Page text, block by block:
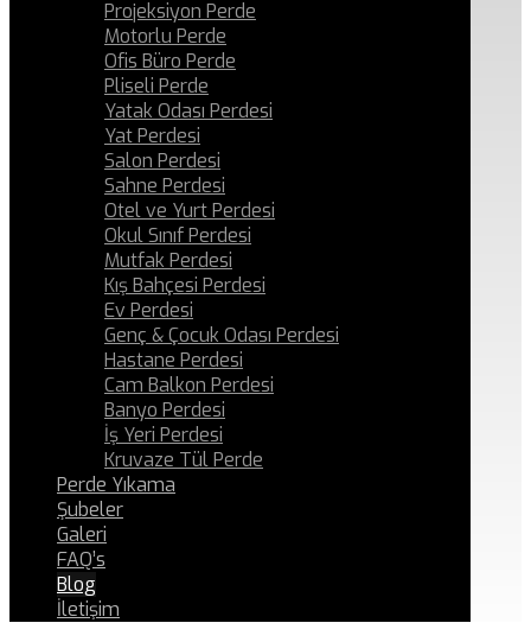
Projeksiyon Perde
Motorlu Perde
Ofis Büro Perde
Pliseli Perde
Yatak Odası Perdesi
Yat Perdesi
Salon Perdesi
Sahne Perdesi
Otel ve Yurt Perdesi
Okul Sınıf Perdesi
Mutfak Perdesi
Kış Bahçesi Perdesi
Ev Perdesi
Genç & Çocuk Odası Perdesi
Hastane Perdesi
Cam Balkon Perdesi
Banyo Perdesi
İş Yeri Perdesi
Kruvaze Tül Perde
Perde Yıkama
Şubeler
Galeri
FAQ’s
Blog
İletişim